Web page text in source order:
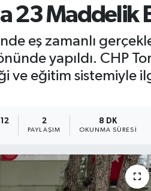
6862,09000
0.19
14.598,00 0
BITCOIN
79.591,74 -1.82
23
eş zamanlı
yapıldı. CHP
ve eğitim sistemiyle
2
PAYLAŞIM
8 DK
OKUNMA SÜRESI